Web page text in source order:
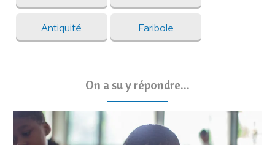
Antiquité Faribole
On a su y répondre...